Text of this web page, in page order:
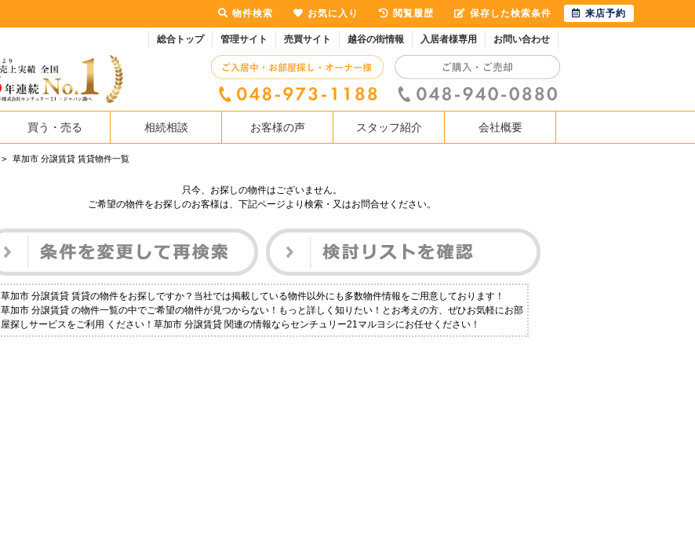
総合トップ 管理サイト 売買サイト 越谷の街情報 入居者様専用 お問い合わせ
買う・売る 相続相談 お客様の声 スタッフ紹介 会社概要
> 草加市 分譲賃貸 賃貸物件一覧
只今、お探しの物件はございません。
ご希望の物件をお探しのお客様は、下記ページより検索・又はお問合せください。
草加市 分譲賃貸 賃貸の物件をお探しですか？当社では掲載している物件以外にも多数物件情報をご用意しております！
草加市 分譲賃貸 の物件一覧の中でご希望の物件が見つからない！もっと詳しく知りたい！とお考えの方、ぜひお気軽にお部
屋探しサービスをご利用 ください！草加市 分譲賃貸 関連の情報ならセンチュリー21マルヨシにお任せください！
物件検索 お気に入り 閲覧履歴 保存した検索条件 来店予約